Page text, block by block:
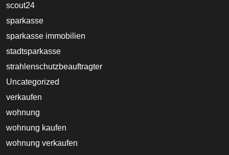
scout24
sparkasse
sparkasse immobilien
stadtsparkasse
strahlenschutzbeauftragter
Uncategorized
verkaufen
wohnung
wohnung kaufen
wohnung verkaufen